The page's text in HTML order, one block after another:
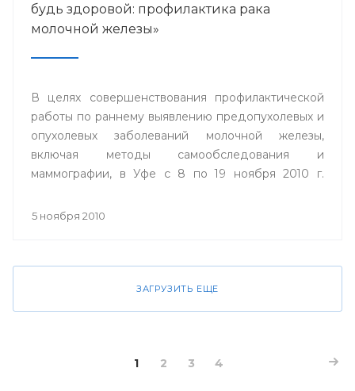
будь здоровой: профилактика рака
молочной железы»
В целях совершенствования профилактической
работы по раннему выявлению предопухолевых и
опухолевых заболеваний молочной железы,
включая методы самообследования и
маммографии, в Уфе с 8 по 19 ноября 2010 г.
профилактика рака молочной железы».
5 ноября 2010
ЗАГРУЗИТЬ ЕЩЕ
1 2 3 4